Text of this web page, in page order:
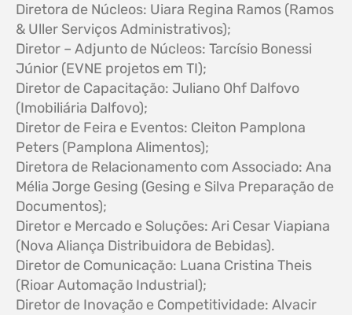
Diretora de Núcleos: Uiara Regina Ramos (Ramos
& Uller Serviços Administrativos);
Diretor – Adjunto de Núcleos: Tarcísio Bonessi
Júnior (EVNE projetos em TI);
Diretor de Capacitação: Juliano Ohf Dalfovo
(Imobiliária Dalfovo);
Diretor de Feira e Eventos: Cleiton Pamplona
Peters (Pamplona Alimentos);
Diretora de Relacionamento com Associado: Ana
Mélia Jorge Gesing (Gesing e Silva Preparação de
Documentos);
Diretor e Mercado e Soluções: Ari Cesar Viapiana
(Nova Aliança Distribuidora de Bebidas).
Diretor de Comunicação: Luana Cristina Theis
(Rioar Automação Industrial);
Diretor de Inovação e Competitividade: Alvacir